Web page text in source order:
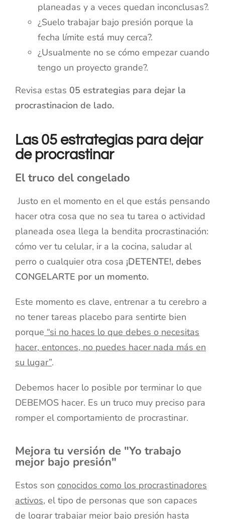
planeadas y a veces quedan inconclusas?.
¿Suelo trabajar bajo presión porque la
fecha límite está muy cerca?.
¿Usualmente no se cómo empezar cuando
tengo un proyecto grande?.
Revisa estas 05 estrategias para dejar la
procrastinacion de lado.
Las 05 estrategias para dejar
de procrastinar
El truco del congelado
Justo en el momento en el que estás pensando
hacer otra cosa que no sea tu tarea o actividad
planeada osea llega la bendita procrastinación:
cómo ver tu celular, ir a la cocina, saludar al
perro o cualquier otra cosa ¡DETENTE!, debes
CONGELARTE por un momento.
Este momento es clave, entrenar a tu cerebro a
no tener tareas placebo para sentirte bien
porque “si no haces lo que debes o necesitas
hacer, entonces, no puedes hacer nada más en
su lugar”.
Debemos hacer lo posible por terminar lo que
DEBEMOS hacer. Es un truco muy preciso para
romper el comportamiento de procrastinar.
Mejora tu versión de "Yo trabajo
mejor bajo presión"
Estos son conocidos como los procrastinadores
activos, el tipo de personas que son capaces
de lograr trabajar mejor bajo presión hasta